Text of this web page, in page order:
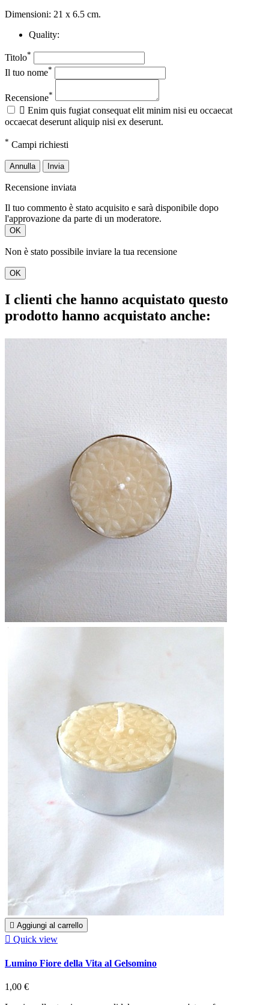
Dimensioni: 21 x 6.5 cm.
Quality:
Titolo*
Il tuo nome*
Recensione*
 Enim quis fugiat consequat elit minim nisi eu occaecat
occaecat deserunt aliquip nisi ex deserunt.
* Campi richiesti
Annulla Invia
Recensione inviata
Il tuo commento è stato acquisito e sarà disponibile dopo
l'approvazione da parte di un moderatore.
OK
Non è stato possibile inviare la tua recensione
OK
I clienti che hanno acquistato questo
prodotto hanno acquistato anche:
 Aggiungi al carrello
 Quick view
Lumino Fiore della Vita al Gelsomino
1,00 €